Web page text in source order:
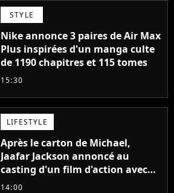
STYLE
Nike annonce 3 paires de Air Max
Plus inspirées d'un manga culte
de 1190 chapitres et 115 tomes
15:30
LIFESTYLE
Après le carton de Michael,
Jaafar Jackson annoncé au
casting d'un film d'action avec
Will Smith
14:00